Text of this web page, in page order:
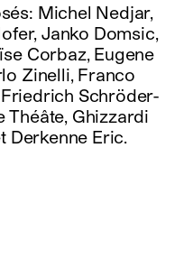
Michel Nedjar,
Janko Domsic,
Corbaz, Eugene
Zinelli, Franco
Schröder-
Théâte, Ghizzardi
Derkenne Eric.